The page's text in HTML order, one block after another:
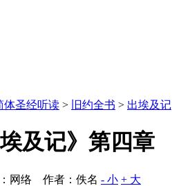
体圣经听读 > 旧约全书 > 出埃及记
及记》第四章
网络 作者：佚名 - 小 + 大